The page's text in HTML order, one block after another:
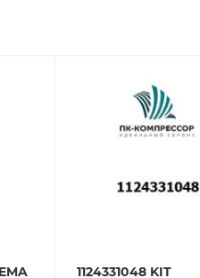
Компрессор» - надежный
1124331048 KIT